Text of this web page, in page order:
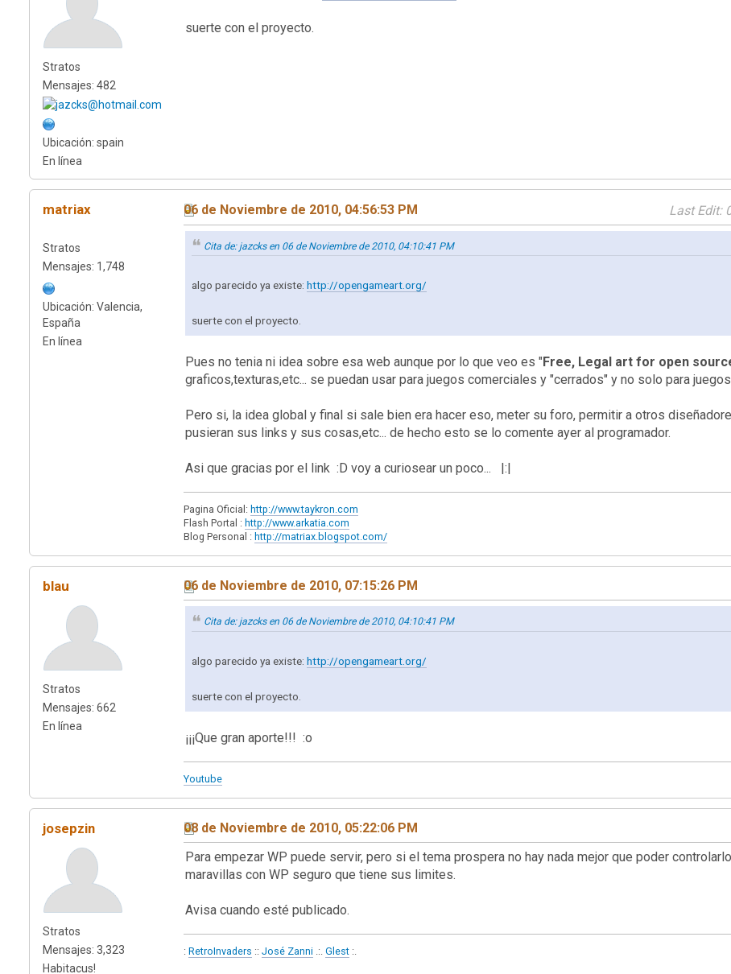
Stratos
Mensajes: 482
Ubicación: spain
En línea
suerte con el proyecto.
matriax
Stratos
Mensajes: 1,748
Ubicación: Valencia,
España
En línea
06 de Noviembre de 2010, 04:56:53 PM Last Edit:
Cita de: jazcks en 06 de Noviembre de 2010, 04:10:41 PM
algo parecido ya existe: http://opengameart.org/
suerte con el proyecto.
Pues no tenia ni idea sobre esa web aunque por lo que veo es " Free, Legal art for open
graficos,texturas,etc... se puedan usar para juegos comerciales y "cerrados" y no solo para
Pero si, la idea global y final si sale bien era hacer eso, meter su foro, permitir a otros
pusieran sus links y sus cosas,etc... de hecho esto se lo comente ayer al programador.
Asi que gracias por el link :D voy a curiosear un poco... |:|
Pagina Oficial: http://www.taykron.com
Flash Portal : http://www.arkatia.com
Blog Personal : http://matriax.blogspot.com/
blau
Stratos
Mensajes: 662
En línea
06 de Noviembre de 2010, 07:15:26 PM
Cita de: jazcks en 06 de Noviembre de 2010, 04:10:41 PM
algo parecido ya existe: http://opengameart.org/
suerte con el proyecto.
¡¡¡Que gran aporte!!! :o
Youtube
josepzin
Stratos
Mensajes: 3,323
Habitacus!
08 de Noviembre de 2010, 05:22:06 PM
Para empezar WP puede servir, pero si el tema prospera no hay nada mejor que poder
maravillas con WP seguro que tiene sus limites.
Avisa cuando esté publicado.
: RetroInvaders :: José Zanni .:. Glest :.